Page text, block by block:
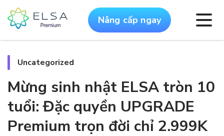
Nâng cấp ngay
Uncategorized
Mừng sinh nhật ELSA tròn 10
tuổi: Đặc quyền UPGRADE
Premium trọn đời chỉ 2.999K